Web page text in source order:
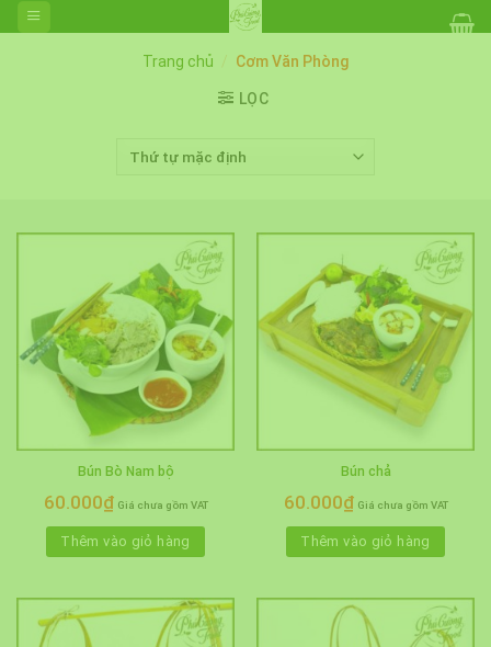
Skip
to
Trang chủ Cơm Văn Phòng
LỌC
Bún Bò Nam bộ
60.000₫ Giá chưa gồm VAT
Thêm vào giỏ hàng
Bún chả
60.000₫ Giá chưa gồm VAT
Thêm vào giỏ hàng